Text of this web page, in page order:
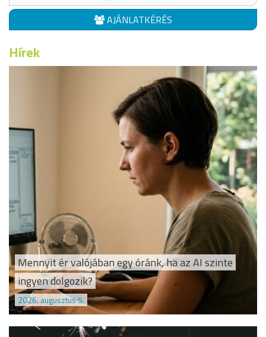
AJÁNLATKÉRÉS
Hírek
Mennyit ér valójában egy óránk, ha az AI szinte
ingyen dolgozik?
2026. augusztus 5.